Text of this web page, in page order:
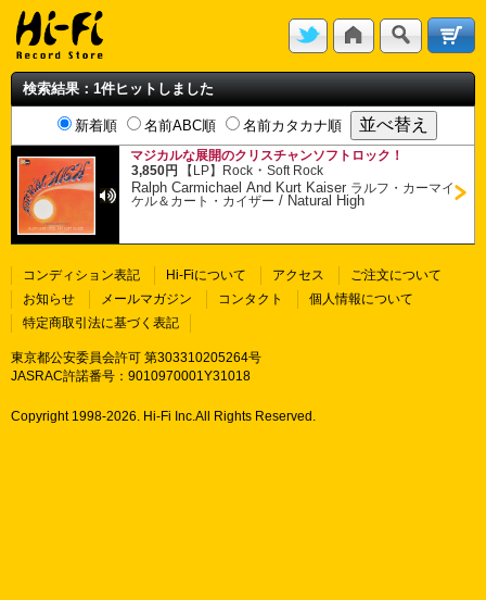
検索結果：1件ヒットしました
新着順 名前ABC順 名前カタカナ順
マジカルな展開のクリスチャンソフトロック！
3,850円
【LP】 Rock ・Soft Rock
Ralph Carmichael And Kurt Kaiser ラルフ・カーマイ
ケル＆カート・カイザー / Natural High
コンディション表記 Hi-Fiについて アクセス
ご注文について
お知らせ
メールマガジン コンタクト
個人情報について
特定商取引法に基づく表記
東京都公安委員会許可 第303310205264号
JASRAC許諾番号：9010970001Y31018
Copyright 1998-2026. Hi-Fi Inc.All Rights Reserved.